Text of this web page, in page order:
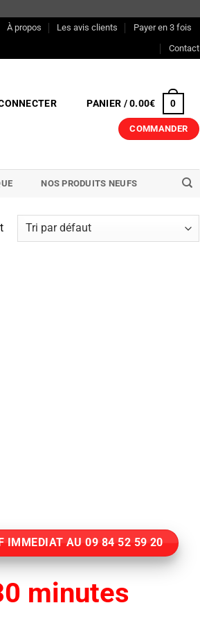
À propos Les avis clients
Payer en 3 fois
Contact
PANIER /0.00€ 0
COMMANDER
NOS PRODUITS NEUFS
IMMEDIAT AU 09 84 52 59 20
minutes